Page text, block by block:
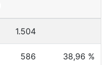
1.504
586 38,96 %